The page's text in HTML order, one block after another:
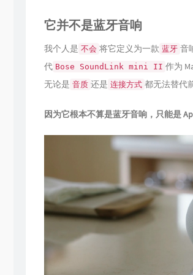
它并不是蓝牙音响
我个人是 不会 将它定义为一款 蓝牙 音
代 Bose SoundLink mini II 作为
无论是 音质 还是 连接方式 都无法替代
因为它根本不算是蓝牙音响，只能是